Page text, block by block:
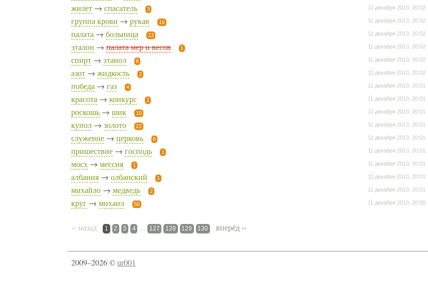
11 декабря 2013, 20:02
жилет →спасатель
3
11 декабря 2013, 20:02
группа крови →рукав
16
11 декабря 2013, 20:02
палата →больница
13
11 декабря 2013, 20:02
эталон →палата мер и весов
1
11 декабря 2013, 20:02
спирт →этанол
6
11 декабря 2013, 20:02
азот →жидкость
2
11 декабря 2013, 20:01
победа →газ
4
11 декабря 2013, 20:01
красота →конкурс
2
11 декабря 2013, 20:01
роскошь →шик
10
11 декабря 2013, 20:01
купол →золото
22
11 декабря 2013, 20:01
служение →церковь
6
11 декабря 2013, 20:01
пришествие →господь
1
11 декабря 2013, 20:01
мосх →мессия
1
11 декабря 2013, 20:01
албания →олбанский
1
11 декабря 2013, 20:01
михайло →медведь
2
11 декабря 2013, 20:00
круг →михаил 50
‹‹ назад 1 2 3 4 ... 127 128 129 130 вперёд ››
2009–2026 ©ur001